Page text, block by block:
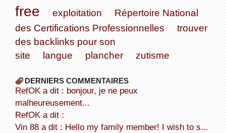
free
exploitation
Répertoire National
des Certifications Professionnelles
trouver
des backlinks pour son
site
langue plancher zutisme
DERNIERS COMMENTAIRES
refOK a dit : bonjour, je ne peux
malheureusement...
refOK a dit :
Vin 88 a dit : Hello my family member! I wish to s...